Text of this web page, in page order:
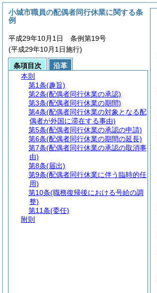
小城市職員の配偶者同行休業に関する条
例
平成29年10月1日 条例第19号
(平成29年10月1日施行)
条項目次
沿革
本則
第1条(趣旨)
第2条(配偶者同行休業の承認)
第3条(配偶者同行休業の期間)
第4条(配偶者同行休業の対象となる配
偶者が外国に滞在する事由)
第5条(配偶者同行休業の承認の申請)
第6条(配偶者同行休業の期間の延長)
第7条(配偶者同行休業の承認の取消事
由)
第8条(届出)
第9条(配偶者同行休業に伴う臨時的任
用)
第10条(職務復帰後における号給の調
整)
第11条(委任)
附則